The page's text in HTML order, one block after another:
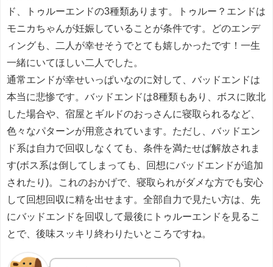
ド、トゥルーエンドの3種類あります。トゥルー？エンドは
モニカちゃんが妊娠していることが条件です。どのエンデ
ィングも、二人が幸せそうでとても嬉しかったです！一生
一緒にいてほしい二人でした。
通常エンドが幸せいっぱいなのに対して、バッドエンドは
本当に悲惨です。バッドエンドは8種類もあり、ボスに敗北
した場合や、宿屋とギルドのおっさんに寝取られるなど、
色々なパターンが用意されています。ただし、バッドエン
ド系は自力で回収しなくても、条件を満たせば解放されま
す(ボス系は倒してしまっても、回想にバッドエンドが追加
されたり)。これのおかげで、寝取られがダメな方でも安心
して回想回収に精を出せます。全部自力で見たい方は、先
にバッドエンドを回収して最後にトゥルーエンドを見るこ
とで、後味スッキリ終わりたいところですね。